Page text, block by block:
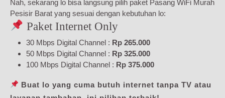
Nah, sekarang lo bisa langsung pilih paket Pasang WiFi Murah
Pesisir Barat yang sesuai dengan kebutuhan lo:
Paket Internet Only
30 Mbps Digital Channel : Rp 265.000
50 Mbps Digital Channel : Rp 325.000
100 Mbps Digital Channel : Rp 375.000
Buat lo yang cuma butuh internet tanpa TV atau